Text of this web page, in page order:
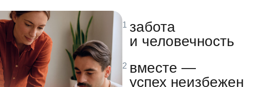
забота
и человечность
вместе —
успех неизбежен